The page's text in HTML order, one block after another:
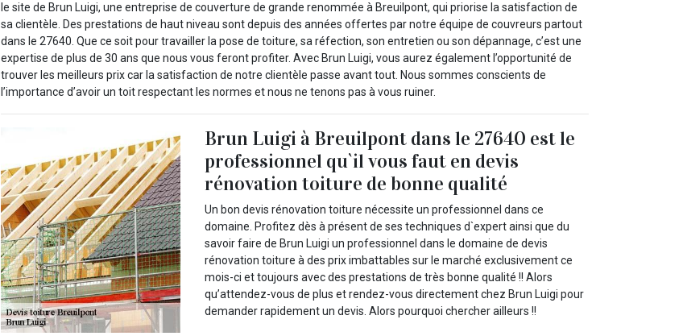
le site de Brun Luigi, une entreprise de couverture de grande renommée à Breuilpont, qui priorise la satisfaction de
sa clientèle. Des prestations de haut niveau sont depuis des années offertes par notre équipe de couvreurs partout
dans le 27640. Que ce soit pour travailler la pose de toiture, sa réfection, son entretien ou son dépannage, c’est une
expertise de plus de 30 ans que nous vous feront profiter. Avec Brun Luigi, vous aurez également l’opportunité de
trouver les meilleurs prix car la satisfaction de notre clientèle passe avant tout. Nous sommes conscients de
l’importance d’avoir un toit respectant les normes et nous ne tenons pas à vous ruiner.
Brun Luigi à Breuilpont dans le 27640 est le
professionnel qu`il vous faut en devis
rénovation toiture de bonne qualité
Un bon devis rénovation toiture nécessite un professionnel dans ce
domaine. Profitez dès à présent de ses techniques d`expert ainsi que du
savoir faire de Brun Luigi un professionnel dans le domaine de devis
rénovation toiture à des prix imbattables sur le marché exclusivement ce
mois-ci et toujours avec des prestations de très bonne qualité !! Alors
qu’attendez-vous de plus et rendez-vous directement chez Brun Luigi pour
demander rapidement un devis. Alors pourquoi chercher ailleurs !!